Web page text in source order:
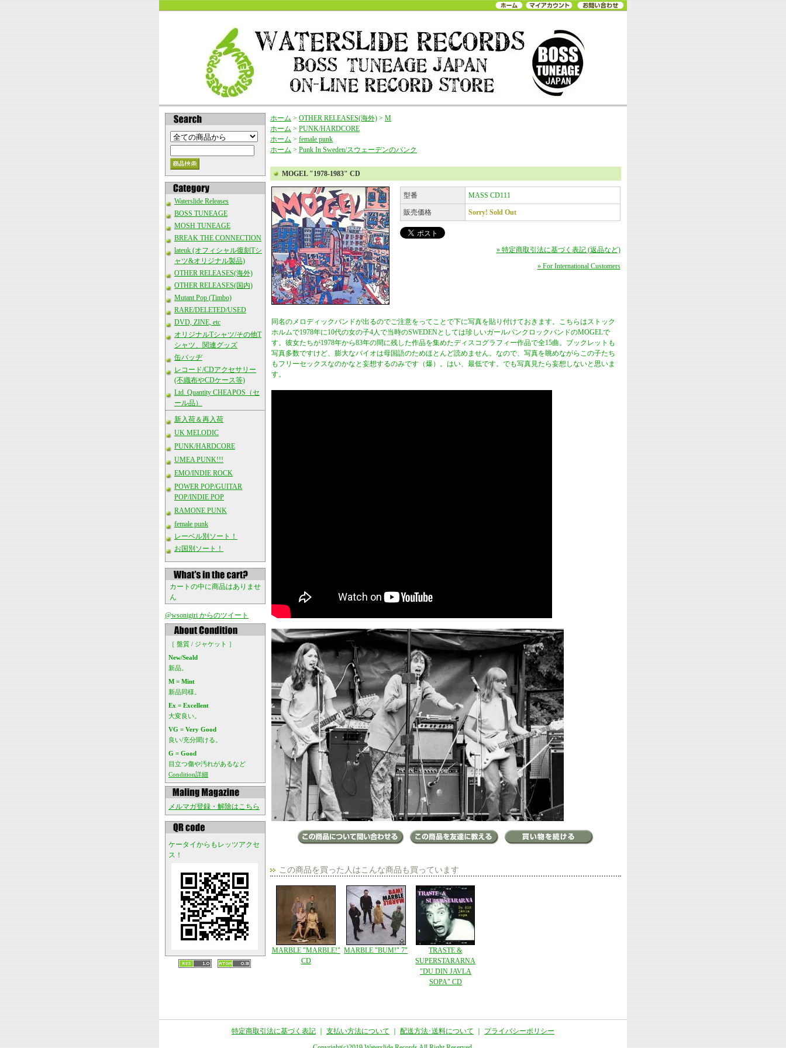
Waterslide Releases
BOSS TUNEAGE
MOSH TUNEAGE
BREAK THE CONNECTION
lateuk (オフィシャル復刻Tシ
ャツ&オリジナル製品)
OTHER RELEASES(海外)
OTHER RELEASES(国内)
Mutant Pop (Timbo)
RARE/DELETED/USED
DVD, ZINE, etc
オリジナルTシャツ/その他T
シャツ、関連グッズ
缶バッヂ
レコード/CDアクセサリー
(不織布やCDケース等)
Ltd. Quantity CHEAPOS（セ
ール品）
新入荷＆再入荷
UK MELODIC
PUNK/HARDCORE
UMEA PUNK!!!
EMO/INDIE ROCK
POWER POP/GUITAR
POP/INDIE POP
RAMONE PUNK
female punk
レーベル別ソート！
お国別ソート！
カートの中に商品はありませ
ん
@wsonigiri からのツイート
［ 盤質 / ジャケット ］
New/Seald
新品。
M = Mint
新品同様。
Ex = Excellent
大変良い。
VG = Very Good
良い/充分聞ける。
G = Good
目立つ傷や汚れがあるなど
Condition詳細
メルマガ登録・解除はこちら
ケータイからもレッツアクセ
ス！
ホーム > OTHER RELEASES(海外) > M
ホーム > PUNK/HARDCORE
ホーム > female punk
ホーム > Punk In Sweden/スウェーデンのパンク
MOGEL "1978-1983" CD
型番 MASS CD111
販売価格 Sorry! Sold Out
» 特定商取引法に基づく表記 (返品など)
» For International Customers
同名のメロディックバンドが出るのでご注意をってことで下に写真を貼り付けておきます。こちらはストック
ホルムで1978年に10代の女の子4人で当時のSWEDENとしては珍しいガールパンクロックバンドのMOGELで
す。彼女たちが1978年から83年の間に残した作品を集めたディスコグラフィー作品で全15曲。ブックレットも
写真多数ですけど、膨大なバイオは母国語のためほとんど読めません。なので、写真を眺めながらこの子たち
もフリーセックスなのかなと妄想するのみです（爆）。はい、最低です。でも写真見たら妄想しないと思いま
す。
この商品を買った人はこんな商品も買っています
MARBLE "MARBLE!"
CD
MARBLE "BUM!" 7"
TRASTE &
SUPERSTARARNA
"DU DIN JAVLA
SOPA" CD
特定商取引法に基づく表記 支払い方法について 配送方法･送料について
プライバシーポリシー